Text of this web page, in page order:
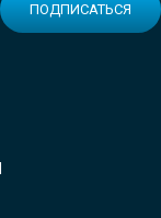
ПОДПИСАТЬСЯ